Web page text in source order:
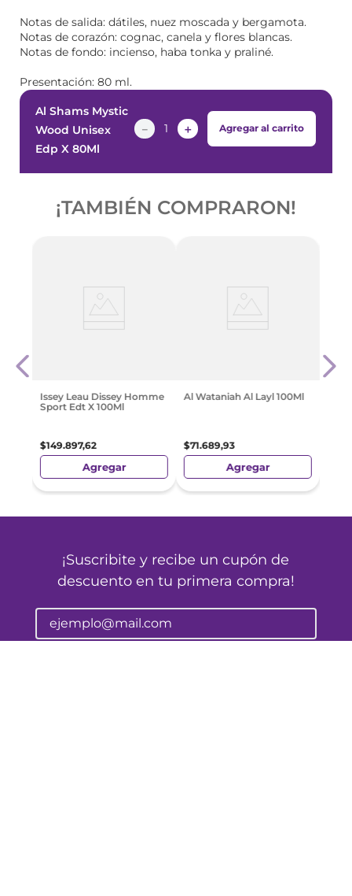
Notas de salida: dátiles, nuez moscada y bergamota.
Notas de corazón: cognac, canela y flores blancas.
Notas de fondo: incienso, haba tonka y praliné.
Presentación: 80 ml.
Al Shams Mystic
Wood Unisex
Edp X 80Ml
＋
－ Agregar al carrito
¡TAMBIÉN COMPRARON!
Issey Leau Dissey Homme
Sport Edt X 100Ml
$149.897,62
Agregar
Al Wataniah Al Layl 100Ml
$71.689,93
Agregar
¡Suscribite y recibe un cupón de
descuento en tu primera compra!